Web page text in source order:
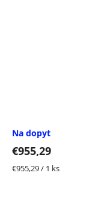
Na dopyt
€955,29
Jednotková
€955,29 / 1 ks